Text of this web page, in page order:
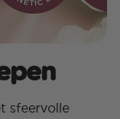
sfeervolle